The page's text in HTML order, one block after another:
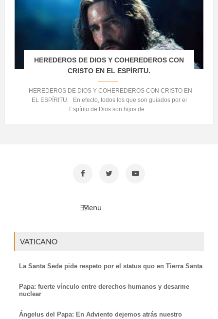
HEREDEROS DE DIOS Y COHEREDEROS CON
CRISTO EN EL ESPÍRITU.
HEREDEROS DE DIOS Y COHEREDEROS CON CRISTO EN
EL ESPÍRITU. En efecto, todos los que son guiados por el
Espíritu de Dios son hijos de...
VATICANO
La Santa Sede pide respeto por el status quo en Tierra Santa
Papa: fuerte vínculo entre derechos humanos y desarme
nuclear
Ángelus del Papa: En Adviento dejemos atrás nuestro